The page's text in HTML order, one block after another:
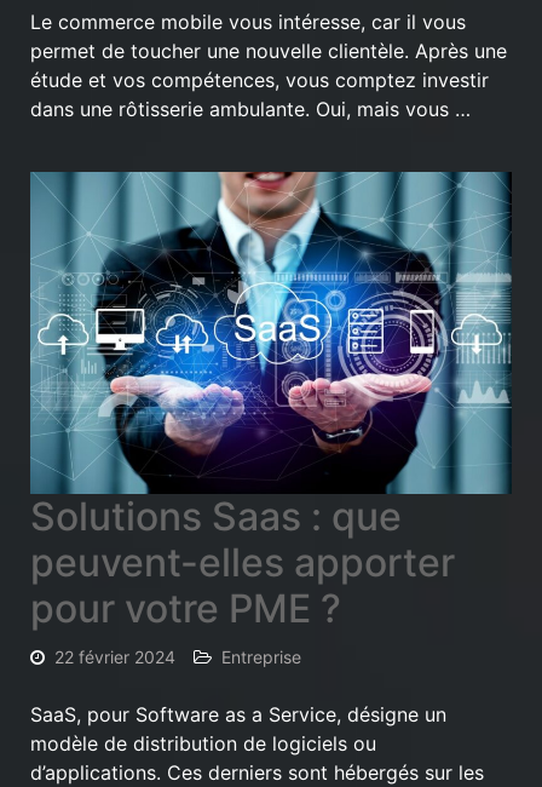
Le commerce mobile vous intéresse, car il vous
permet de toucher une nouvelle clientèle. Après une
étude et vos compétences, vous comptez investir
dans une rôtisserie ambulante. Oui, mais vous …
Solutions Saas : que
peuvent-elles apporter
pour votre PME ?
22 février 2024 Entreprise
SaaS, pour Software as a Service, désigne un
modèle de distribution de logiciels ou
d’applications. Ces derniers sont hébergés sur les